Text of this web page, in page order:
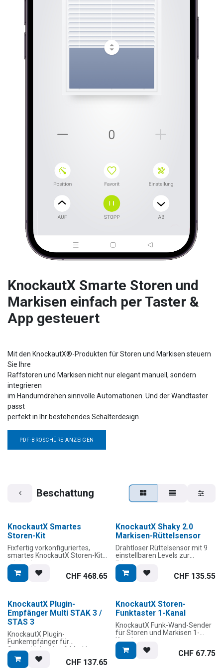
KnockautX Smarte Storen und
Markisen einfach per Taster &
App gesteuert
Mit den KnockautX®-Produkten für Storen und Markisen steuern
Sie Ihre
Raffstoren und Markisen nicht nur elegant manuell, sondern
integrieren
im Handumdrehen sinnvolle Automationen. Und der Wandtaster
passt
perfekt in Ihr bestehendes Schalterdesign.
PDF-BROSCHÜRE ANZEIGEN
Beschattung
Vorkonfiguriert!
​​​​​​​​​​​​KnockautX Smartes
Storen-Kit
Fixfertig vorkonfiguriertes,
smartes KnockautX Storen-Kit
mit hochwertiger
Präsentationsbox.
Funktaster 1-Kanal (inkl.
standard Montagehalterung)
1x KnockautX Plugin-
Funkempfänger Multi STAK 3 /
STAS 3
1x KnockautX Master Gateway
TWO
1x KnockautX Montageset
Jalousien-Funktaster
1x Feller EDIZIOdue
CHF 468.65
KnockautX Shaky 2.0
Markisen-Rüttelsensor
Drahtloser Rüttelsensor mit 9
einstellbaren Levels zur
Erkennung von
windverursachten
Schwingungen an
Ermöglicht das Einfahren der
Markise zur Prävention von
Wind- und Böenschäden.
Durch Signalübermittlung an
das KnockautX Master
Gateway TWO werden
Automation, wie die
Ansteuerung des an den
CHF 135.55
​​​​​​​​​​​​KnockautX Plugin-
Empfänger Multi STAK 3 /
STAS 3
KnockautX Plugin-
Funkempfänger für
Storen/Jalousien & Markisen.
Dual-Chip Technologie zur
konventionellen Nutzung mit
CHF 137.65
​​​​​​​​​​​​KnockautX Storen-
Funktaster 1-Kanal
KnockautX Funk-Wand-Sender
für Storen und Markisen 1-
Kanal
Stromversorgung:
CHF 67.75